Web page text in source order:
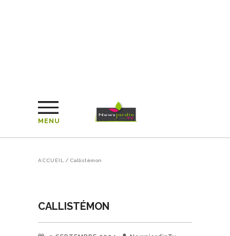
MENU
ACCUEIL / Callistémon
CALLISTÉMON